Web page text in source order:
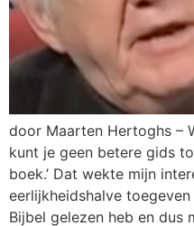
door Maarten Hertoghs –
kunt je geen betere gids
boek.’ Dat wekte mijn
eerlijkheidshalve
Bijbel gelezen heb en